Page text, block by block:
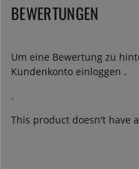
BEWERTUNGEN
Um eine Bewertung zu
Kundenkonto einloggen .
.
This product doesn't have